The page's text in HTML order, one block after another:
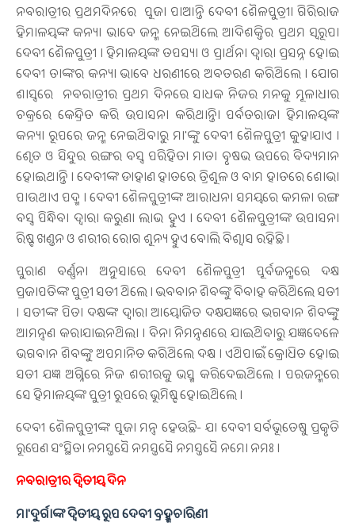
ନବରାତ୍ରୀର ପ୍ରଥମଦିନରେ ପୂଜା ପାଆନ୍ତି ଦେବୀ ଶୈଳପୁତ୍ରୀ। ଗିରିରାଜ
ହିମାଳୟଙ୍କ କନ୍ୟା ଭାବେ ଜନ୍ମ ନେଇଥିଲେ ଆଦିଶକ୍ତିର ପ୍ରଥମ ସ୍ୱରୂପା
ଦେବୀ ଶୈଳପୁତ୍ରୀ । ହିମାଳୟଙ୍କ ତପସ୍ୟା ଓ ପ୍ରାର୍ଥନା ଦ୍ୱାରା ପ୍ରସନ୍ନ ହୋଇ
ଦେବୀ ତାଙ୍କର କନ୍ୟା ଭାବେ ଧରଣୀରେ ଅବତରଣ କରିଥିଲେ । ଯୋଗ
ଶାସ୍ତ୍ରରେ ନବରାତ୍ରୀର ପ୍ରଥମ ଦିନରେ ସାଧକ ନିଜର ମନକୁ ମୂଳାଧାର
ଚକ୍ରରେ କେନ୍ଦ୍ରିତ କରି ଉପାସନା କରିଥାନ୍ତି। ପର୍ବତରାଜା ହିମାଳୟଙ୍କ
କନ୍ୟା ରୂପରେ ଜନ୍ମ ନେଇଥିବାରୁ ମା'ଙ୍କୁ ଦେବୀ ଶୈଳପୁତ୍ରୀ କୁହାଯାଏ ।
ଶ୍ବେତ ଓ ସିନ୍ଦୁର ରଙ୍ଗର ବସ୍ତ୍ର ପରିହିତା ମାତା ବୃଷଭ ଉପରେ ବିଦ୍ୟମାନ
ହୋଇଥାନ୍ତି । ଦେବୀଙ୍କ ଡାହାଣ ହାତରେ ତ୍ରିଶୂଳ ଓ ବାମ ହାତରେ ଶୋଭା
ପାଉଥାଏ ପଦ୍ମ । ଦେବୀ ଶୈଳପୁତ୍ରୀଙ୍କ ଆରାଧନା ସମୟରେ କମଳା ରଙ୍ଗ
ବସ୍ତ୍ର ପିନ୍ଧିବା ଦ୍ୱାରା କରୁଣା ଲାଭ ହୁଏ । ଦେବୀ ଶୈଳପୁତ୍ରୀଙ୍କ ଉପାସନା
ରିଷ୍ଟ ଖଣ୍ଡନ ଓ ଶରୀର ରୋଗ ଶୂନ୍ୟ ହୁଏ ବୋଲି ବିଶ୍ବାସ ରହିଛି ।
ପୁରାଣ ବର୍ଣ୍ଣନା ଅନୁସାରେ ଦେବୀ ଶୈଳପୁତ୍ରୀ ପୂର୍ବଜନ୍ମରେ ଦକ୍ଷ
ପ୍ରଜାପତିଙ୍କ ପୁତ୍ରୀ ସତୀ ଥିଲେ । ଭବବାନ ଶିବଙ୍କୁ ବିବାହ କରିଥିଲେ ସତୀ
। ସତୀଙ୍କ ପିତା ଦକ୍ଷଙ୍କ ଦ୍ବାରା ଆୟୋଜିତ ଦକ୍ଷଯଜ୍ଞରେ ଭଗବାନ ଶିବଙ୍କୁ
ଆମନ୍ତ୍ରଣ କରାଯାଇନଥିଲା । ବିନା ନିମନ୍ତ୍ରଣରେ ଯାଇଥିବାରୁ ଯଜ୍ଞବେଳେ
ଭଗବାନ ଶିବଙ୍କୁ ଅପମାନିତ କରିଥିଲେ ଦକ୍ଷ । ଏଥିପାଇଁ କ୍ରୋଧିତ ହୋଇ
ସତୀ ଯଜ୍ଞ ଅଗ୍ନିରେ ନିଜ ଶରୀରକୁ ଭସ୍ମ କରିଦେଇଥିଲେ । ପରଜନ୍ମରେ
ସେ ହିମାଳୟଙ୍କ ପୁତ୍ରୀ ରୂପରେ ଭୂମିଷ୍ଟ ହୋଇଥିଲେ ।
ଦେବୀ ଶୈଳପୁତ୍ରୀଙ୍କ ପୂଜା ମନ୍ତ୍ର ହେଉଛି- ଯା ଦେବୀ ସର୍ବଭୂତେଷୁ ପ୍ରକୃତି
ରୂପେଣ ସଂସ୍ଥିତା ନମସ୍ତସୈ ନମସ୍ତସୈ ନମସ୍ତସୈ ନମୋ ନମଃ ।
ନବରାତ୍ରୀର ଦ୍ବିତୀୟ ଦିନ
ମା'ଦୁର୍ଗାଙ୍କ ଦ୍ବିତୀୟ ରୂପ ଦେବୀ ବ୍ରହ୍ମଚାରିଣୀ